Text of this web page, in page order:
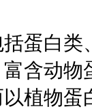
蛋白
含动
植物